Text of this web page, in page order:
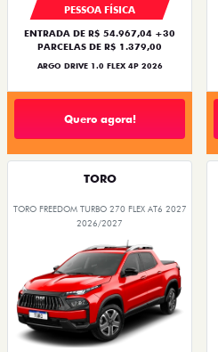
PESSOA FÍSICA
ENTRADA DE R$ 54.967,04 +30
PARCELAS DE R$ 1.379,00
ARGO DRIVE 1.0 FLEX 4P 2026
Quero agora!
TORO
TORO FREEDOM TURBO 270 FLEX AT6 2027
2026/2027